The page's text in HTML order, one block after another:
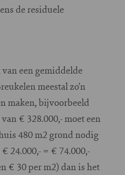
de residuele
een gemiddelde
meestal zo’n
maken, bijvoorbeeld
€ 328.000,- moet een
480 m2 grond nodig
24.000,- = € 74.000,-
€ 30 per m2) dan is het